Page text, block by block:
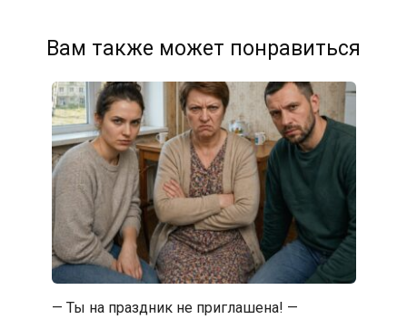
Вам также может понравиться
— Ты на праздник не приглашена! —